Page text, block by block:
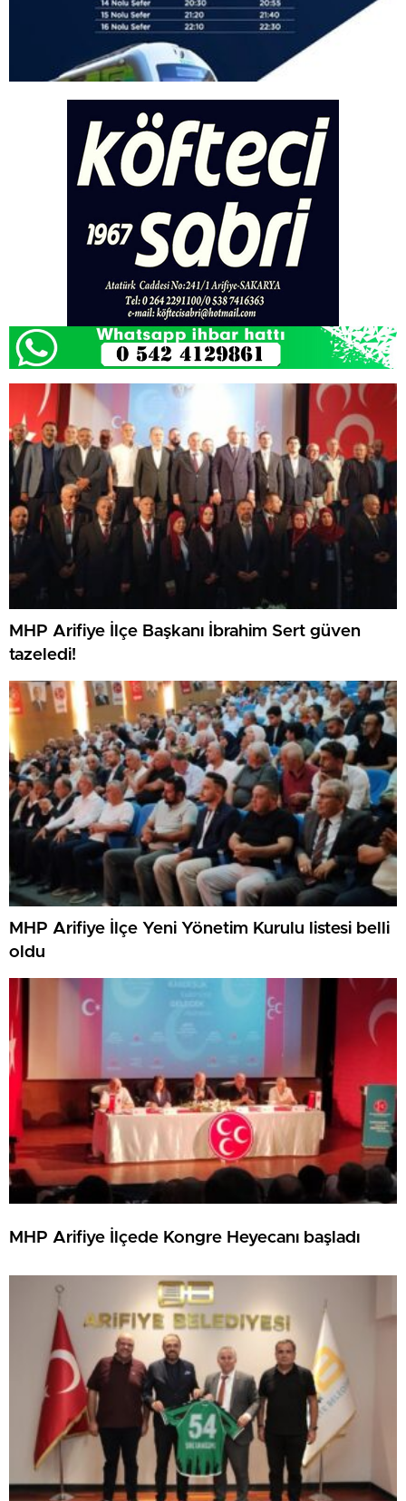
MHP Arifiye İlçe Başkanı İbrahim Sert güven
tazeledi!
MHP Arifiye İlçe Yeni Yönetim Kurulu listesi belli
oldu
MHP Arifiye İlçede Kongre Heyecanı başladı